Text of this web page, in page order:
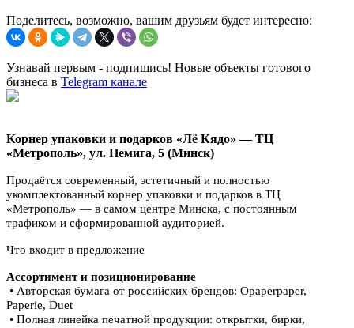
Поделитесь, возможно, вашим друзьям будет интересно:
Узнавай первым - подпишись! Новые объекты готового
бизнеса в Telegram канале
Корнер упаковки и подарков «Лё Кядо» — ТЦ
«Метрополь», ул. Немига, 5 (Минск)
Продаётся современный, эстетичный и полностью
укомплектованный корнер упаковки и подарков в ТЦ
«Метрополь» — в самом центре Минска, с постоянным
трафиком и сформированной аудиторией.
Что входит в предложение
Ассортимент и позиционирование
• Авторская бумага от российских брендов: Opaperpaper,
Paperie, Duet
• Полная линейка печатной продукции: открытки, бирки,